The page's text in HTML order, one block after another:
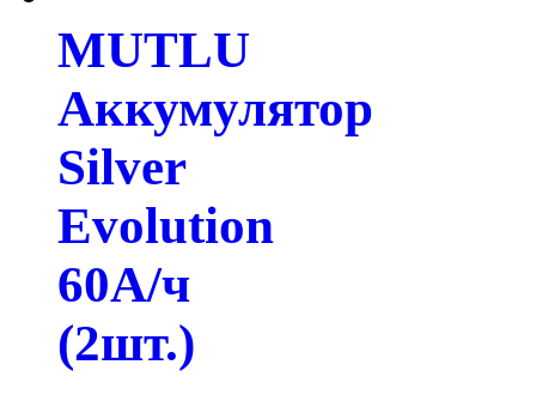
MUTLU
Аккумулятор
Silver
Evolution
60А/ч
(2шт.)